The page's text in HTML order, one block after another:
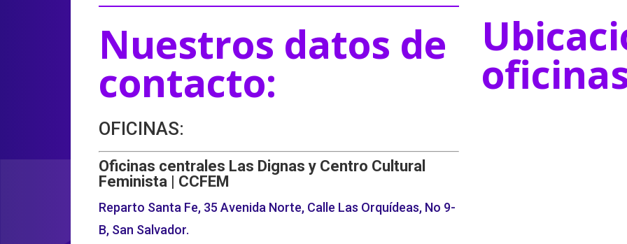
Nuestros datos de
contacto:
OFICINAS:
Oficinas centrales Las Dignas y Centro Cultural
Feminista | CCFEM
Reparto Santa Fe, 35 Avenida Norte, Calle Las Orquídeas, No 9-
B, San Salvador.